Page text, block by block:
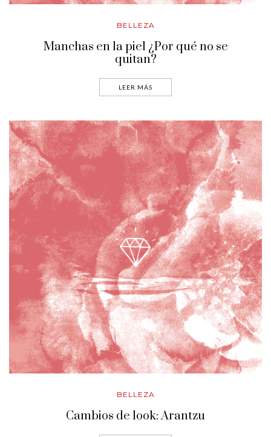
BELLEZA
Manchas en la piel ¿Por qué no se
quitan?
LEER MÁS
BELLEZA
Cambios de look: Arantzu